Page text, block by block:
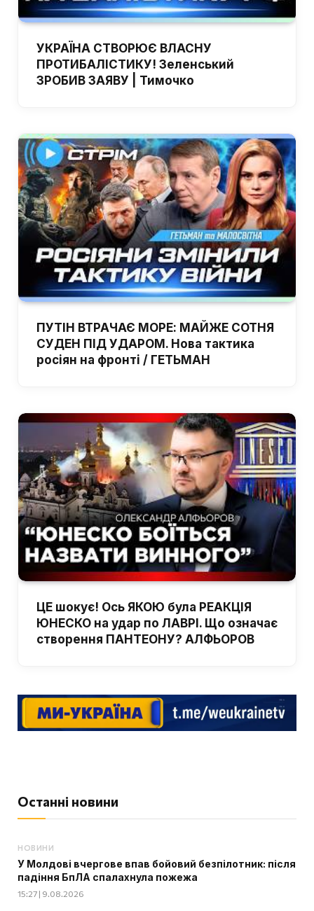
УКРАЇНА СТВОРЮЄ ВЛАСНУ
ПРОТИБАЛІСТИКУ! Зеленський
ЗРОБИВ ЗАЯВУ | Тимочко
ПУТІН ВТРАЧАЄ МОРЕ: МАЙЖЕ СОТНЯ
СУДЕН ПІД УДАРОМ. Нова тактика
росіян на фронті / ГЕТЬМАН
ЦЕ шокує! Ось ЯКОЮ була РЕАКЦІЯ
ЮНЕСКО на удар по ЛАВРІ. Що означає
створення ПАНТЕОНУ? АЛФЬОРОВ
Останні новини
НОВИНИ
У Молдові вчергове впав бойовий безпілотник: після
падіння БпЛА спалахнула пожежа
15:27 | 9.08.2026